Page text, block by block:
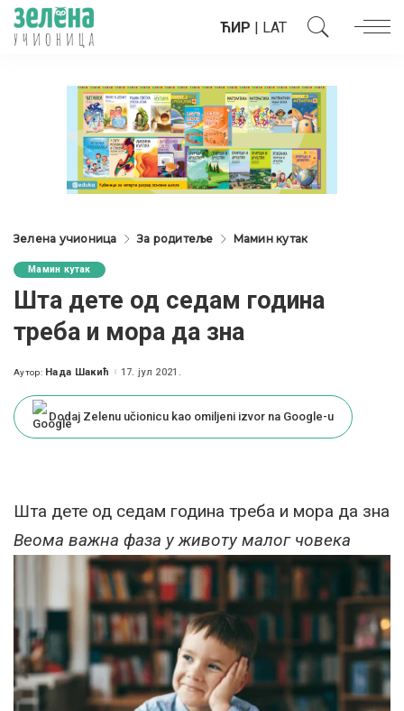
ЋИР | LAT
Зелена учионица За родитеље Мамин кутак
Мамин кутак
Шта дете од седам година
треба и мора да зна
Posted
Аутор: Нада Шакић 17. јул 2021.
Dodaj Zelenu učionicu kao omiljeni izvor na Google-u
Шта дете од седам година треба и мора да зна
Веома важна фаза у животу малог човека